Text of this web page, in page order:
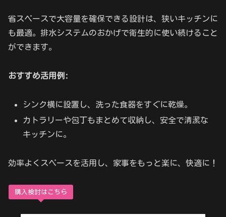
省スペースで大容量を確保できる設計は、狭いキッチンに
も最適。排水システムのおかげで衛生的に使い続けること
ができます。
おすすめ活用例:
シンク横に設置し、洗った食器をすぐに乾燥。
カトラリーや包丁もまとめて収納し、安全で清潔な
キッチンに。
効率よくスペースを活用し、家事をもっと楽に、快適に！
購入検討はこちら